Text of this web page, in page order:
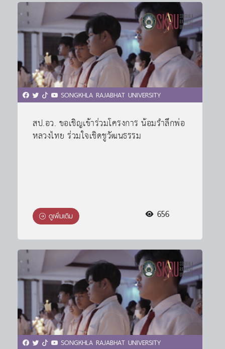
SONGKHLA RAJABHAT UNIVERSITY
สป.อว. ขอเชิญเข้าร่วมโครงการ น้อมรำลึกพ่อ
หลวงไทย ร่วมใจเชิดชูวัฒนธรรม
ดูเพิ่มเติม 656
SONGKHLA RAJABHAT UNIVERSITY